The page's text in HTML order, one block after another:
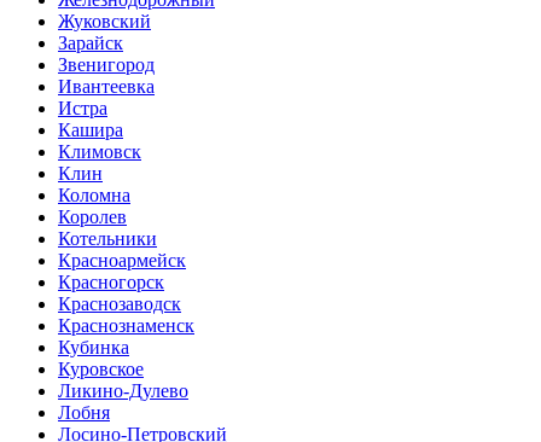
Жуковский
Зарайск
Звенигород
Ивантеевка
Истра
Кашира
Климовск
Клин
Коломна
Королев
Котельники
Красноармейск
Красногорск
Краснозаводск
Краснознаменск
Кубинка
Куровское
Ликино-Дулево
Лобня
Лосино-Петровский